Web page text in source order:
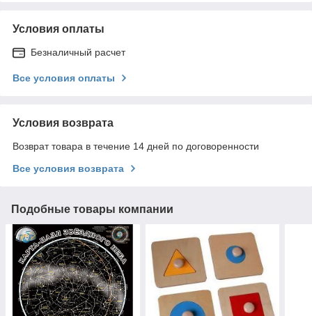
Условия оплаты
Безналичный расчет
Все условия оплаты
Условия возврата
Возврат товара в течение 14 дней по договоренности
Все условия возврата
Подобные товары компании